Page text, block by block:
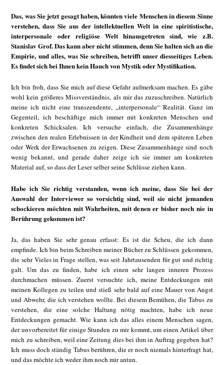
Das, was Sie jetzt gesagt haben, könnten viele Menschen in diesem Sinne
verstehen, dass Sie aus der intellektuellen Welt in eine spiritistische,
interpersonale oder religiöse Welt hinausgetreten sind, wie z.B.
Stanislav Grof. Das kann aber nicht stimmen, denn Sie halten sich an die
Empirie, und alles, was Sie schreiben, betrifft unser diesseitiges Leben.
Es findet sich bei Ihnen kein Hauch von Mystik oder Mystifikation.
Ich bin froh, dass Sie mich auf diese Gefahr aufmerksam machen. Es gäbe
wohl kein größeres Missverständnis, als mir das zuzuschreiben. Natürlich
meine ich nicht eine transzendente, „interpersonale“ Realität. Ganz im
Gegenteil, ich beschäftige mich immer mit konkreten Menschen und
konkreten Schicksalen. Ich versuche einfach, die Zusammenhänge
zwischen den realen Erlebnissen in der Kindheit und dem späteren Leben
oder Werk der Erwachsenen zu zeigen. Diese Zusammenhänge sind noch
wenig bekannt, und gerade daher zeige ich sie immer am konkreten
Material auf, so dass der Leser selber seine Schlüsse ziehen kann.
Habe ich Sie richtig verstanden, wenn ich meine, dass Sie bei der
Auswahl der Interviewer so vorsichtig sind, weil sie nicht jemanden
schockieren möchten mit Wahrheiten, mit denen er bisher noch nie in
Berührung gekommen ist?
Ja, das haben Sie sehr genau erfasst: Es ist die Scheu, die ich dann
empfinde. Ich bin beim Schreiben meiner Bücher zu Schlüssen gekommen,
die sehr Vieles in Frage stellen, was seit Jahrtausenden für gut und richtig
galt. Um das zu finden, habe ich einen sehr langen inneren Prozess
durchmachen müssen. Zuerst versuchte ich, meine Entdeckungen mit
meinen Kollegen zu teilen und stieß sehr bald auf eine Mauer von Angst
und Abwehr, die ich verstehen wollte. Bei diesem Bemühen, die Tabus zu
verstehen, die eine solche Haltung nötig machten, habe ich neue
Entdeckungen gemacht. Wie kann ich das alles einem Menschen sagen,
der unvorbereitet für einige Stunden zu mir kommt, um einen Artikel über
mich zu schreiben, weil eine Zeitung dies bei ihm in Auftrag gegeben hat?
Ich muss doch ständig Tabus berühren, die er noch niemals hinterfragt hat,
und das möchte ich weder ihm noch mir antun.